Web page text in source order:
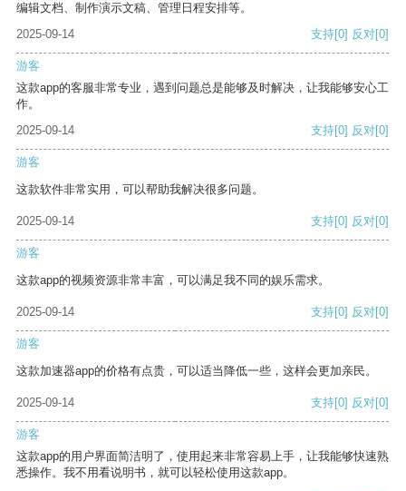
编辑文档、制作演示文稿、管理日程安排等。
2025-09-14
支持[0] 反对[0]
游客
这款app的客服非常专业，遇到问题总是能够及时解决，让我能够安心工
作。
2025-09-14
支持[0] 反对[0]
游客
这款软件非常实用，可以帮助我解决很多问题。
2025-09-14 支持[0] 反对[0]
游客
这款app的视频资源非常丰富，可以满足我不同的娱乐需求。
2025-09-14 支持[0] 反对[0]
游客
这款加速器app的价格有点贵，可以适当降低一些，这样会更加亲民。
2025-09-14 支持[0] 反对[0]
游客
这款app的用户界面简洁明了，使用起来非常容易上手，让我能够快速熟
悉操作。我不用看说明书，就可以轻松使用这款app。